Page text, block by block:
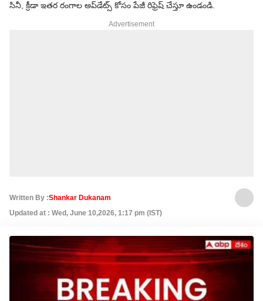
సినీ, క్రీడా ఇతర రంగాల అప్‌డేట్స్ కోసం పేజీ రిఫ్రెష్ చేస్తూ ఉండండి.
Advertisement
Written By :Shankar Dukanam
Updated at : Wed, June 10,2026, 1:17 pm (IST)